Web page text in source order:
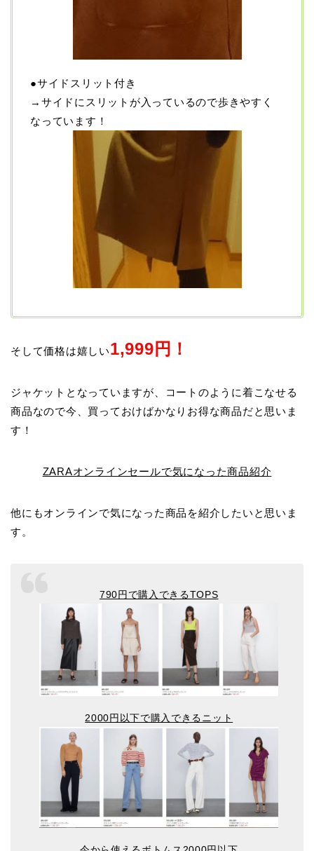
●サイドスリット付き
→サイドにスリットが入っているので歩きやすく
なっています！
そして価格は嬉しい1,999円！
ジャケットとなっていますが、コートのように着こなせる
商品なので今、買っておけばかなりお得な商品だと思いま
す！
ZARAオンラインセールで気になった商品紹介
他にもオンラインで気になった商品を紹介したいと思いま
す。
790円で購入できるTOPS
2000円以下で購入できるニット